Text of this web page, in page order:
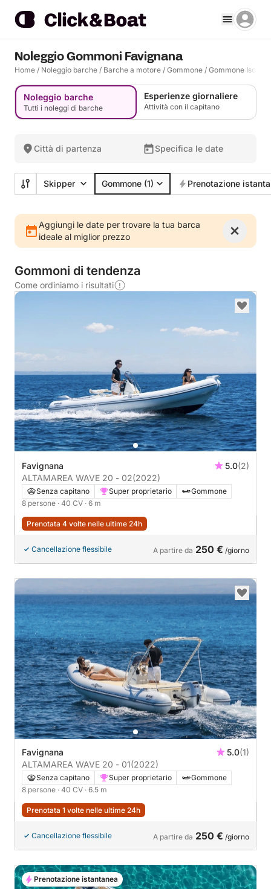
Noleggio Gommoni Favignana
Home / Noleggio barche / Barche a motore / Gommone / Gommone Isola
Noleggio barche
Tutti i noleggi di barche
Esperienze giornaliere
Attività con il capitano
Città di partenza Specifica le date
Skipper Gommone (1) Prenotazione
Aggiungi le date per trovare la tua barca
ideale al miglior prezzo
Gommoni di tendenza
Come ordiniamo i risultati
Favignana 5.0(2)
ALTAMAREA WAVE 20 - 02(2022)
Senza capitano Super proprietario
Gommone
8 persone · 40 CV · 6 m
Prenotata 4 volte nelle ultime 24h
Cancellazione flessibile A partire da 250 € /giorno
Favignana 5.0(1)
ALTAMAREA WAVE 20 - 01(2022)
Senza capitano Super proprietario
Gommone
8 persone · 40 CV · 6.5 m
Prenotata 1 volte nelle ultime 24h
Cancellazione flessibile A partire da 250 € /giorno
Prenotazione istantanea